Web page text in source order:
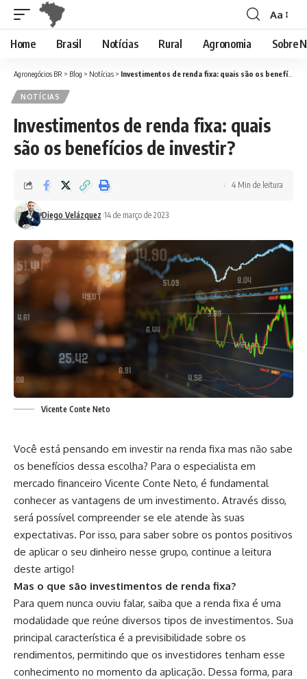
Font
Resizer
Aa
Home Brasil Notícias Rural Agronomia Sobre
Agronegócios BR > Blog > Notícias > Investimentos de renda fixa: quais são os benefícios de investir?
NOTÍCIAS
Investimentos de renda fixa: quais
são os benefícios de investir?
Diego Velázquez 14 de março de 2023
4 Min de leitura
Vicente Conte Neto
Você está pensando em investir na renda fixa mas não sabe
os benefícios dessa escolha? Para o especialista em
mercado financeiro Vicente Conte Neto, é fundamental
conhecer as vantagens de um investimento. Através disso,
será possível compreender se ele atende às suas
expectativas. Por isso, para saber sobre os pontos positivos
de aplicar o seu dinheiro nesse grupo, continue a leitura
deste artigo!
Mas o que são investimentos de renda fixa?
Para quem nunca ouviu falar, saiba que a renda fixa é uma
modalidade que reúne diversos tipos de investimentos. Sua
principal característica é a previsibilidade sobre os
rendimentos, permitindo que os investidores tenham esse
conhecimento no momento da aplicação. Dessa forma, para